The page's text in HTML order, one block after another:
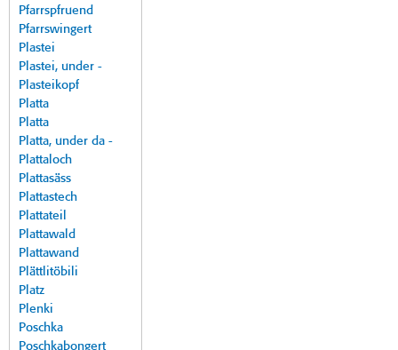
Pfarrspfruend
Pfarrswingert
Plastei
Plastei, under -
Plasteikopf
Platta
Platta
Platta, under da -
Plattaloch
Plattasäss
Plattastech
Plattateil
Plattawald
Plattawand
Plättlitöbili
Platz
Plenki
Poschka
Poschkabongert